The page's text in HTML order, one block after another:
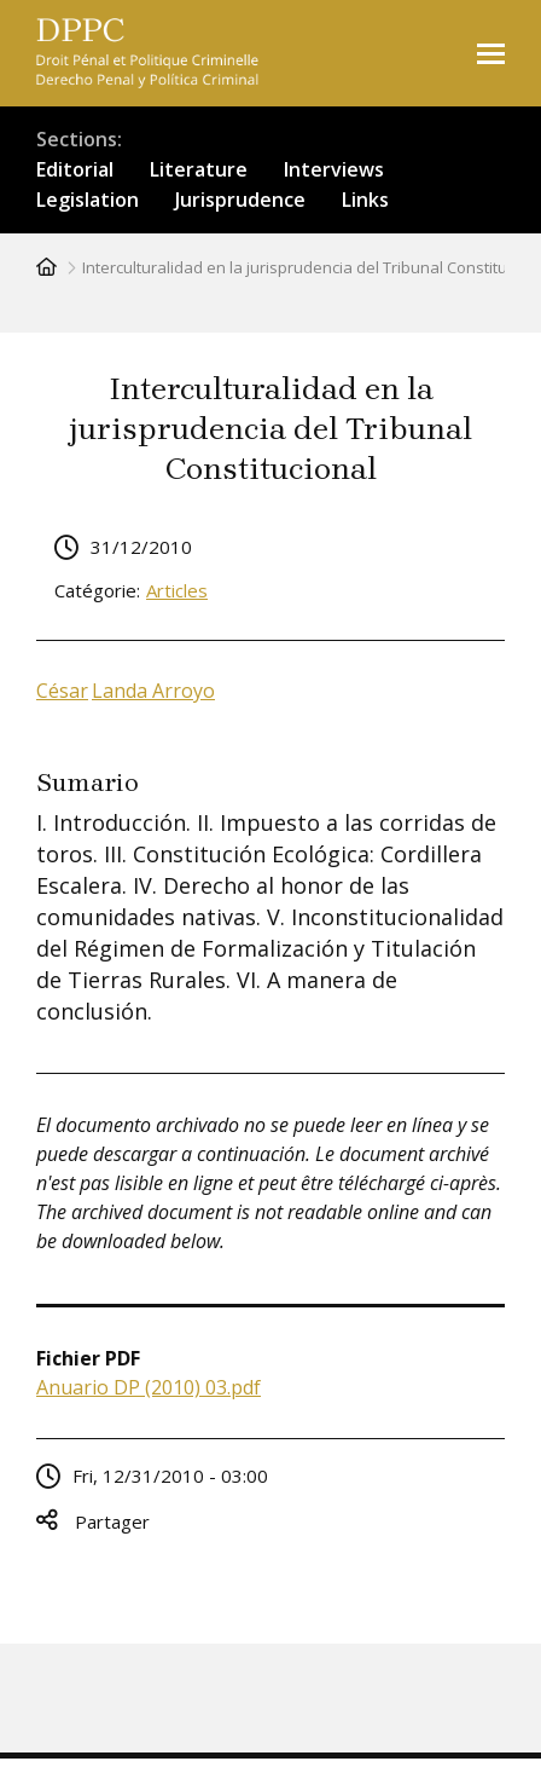
Skip
main
content
Sections
Editorial
Literature
Interviews
Legislation
Jurisprudence Links
Breadcrumb
Interculturalidad en la jurisprudencia del Tribunal
Interculturalidad en la
jurisprudencia del Tribunal
Constitucional
31/12/2010
Catégorie: Articles
CésarLanda Arroyo
Sumario
I. Introducción. II. Impuesto a las corridas de
toros. III. Constitución Ecológica: Cordillera
Escalera. IV. Derecho al honor de las
comunidades nativas. V. Inconstitucionalidad
del Régimen de Formalización y Titulación
de Tierras Rurales. VI. A manera de
conclusión.
El documento archivado no se puede leer en línea y se
puede descargar a continuación. Le document archivé
n'est pas lisible en ligne et peut être téléchargé ci-après.
The archived document is not readable online and can
be downloaded below.
Fichier PDF
Anuario DP (2010) 03.pdf
Fri, 12/31/2010 - 03:00
Partager